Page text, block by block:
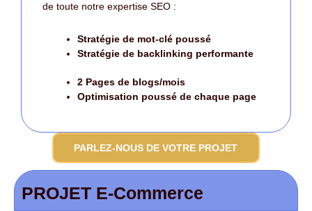
de toute notre expertise SEO :
Stratégie de mot-clé poussé
Stratégie de backlinking performante
2 Pages de blogs/mois
Optimisation poussé de chaque page
PARLEZ-NOUS DE VOTRE PROJET
PROJET E-Commerce